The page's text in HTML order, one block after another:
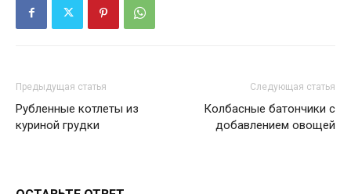
Предыдущая статья
Рубленные котлеты из
куриной грудки
Следующая статья
Колбасные батончики с
добавлением овощей